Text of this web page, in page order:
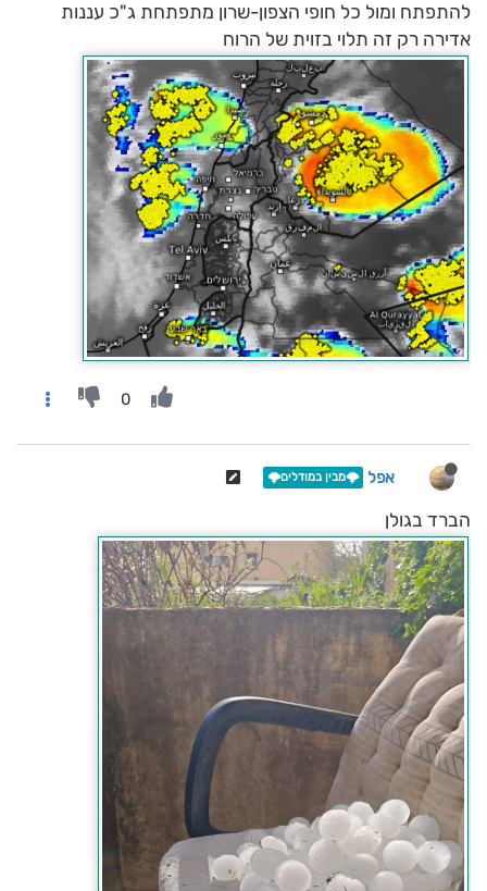
להתפתח ומול כל חופי הצפון-שרון מתפתחת ג"כ עננות
אדירה רק זה תלוי בזוית של הרוח
0
אפל 🌩️מבין במודלים🌩️
הברד בגולן